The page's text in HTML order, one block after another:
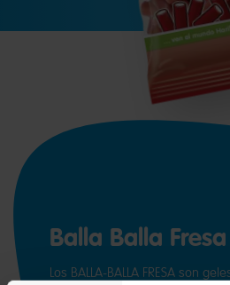
Balla Balla Fresa
Los BALLA-BALLA FRESA son